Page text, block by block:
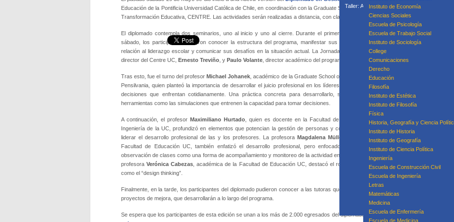
Instituto de Economía
Ciencias Sociales
Escuela de Psicología
Escuela de Trabajo Social
Instituto de Sociología
College
Comunicaciones
Derecho
Educación
Filosofía
Instituto de Estética
Instituto de Filosofía
Física
Historia, Geografía y Ciencia
Instituto de Historia
Instituto de Geografía
Instituto de Ciencia Política
Ingeniería
Escuela de Construcción Civil
Escuela de Ingeniería
Letras
Matemáticas
Medicina
Escuela de Enfermería
Escuela de Medicina
Taller: Acompañamiento Para la Mejora
Taller: Prácticas
Curso:
Equipos
Educación de la Pontificia Universidad Católica de Chile, en coordinación con la Graduate School of Education de la Universidad de
Transformación Educativa, CENTRE. Las actividades serán realizadas a distancia, con clases en vivo, por segundo año consecutivo.
El diplomado contempla dos seminarios, uno al inicio y uno al cierre. Durante el primer seminario, realizado el pasado
sábado, los participantes pudieron conocer la estructura del programa, manifestar sus expectativas y experiencias en
relación al liderazgo escolar y comunicar sus desafíos en la situación actual. La Jornada comenzó con la bienvenida del
director del Centre UC, Ernesto Treviño , y Paulo Volante , director académico del programa.
Tras esto, fue el turno del profesorMichael Johanek , académico de la Graduate School of Education de la Universidad de
Pensilvania, quien planteó la importancia de desarrollar el juicio profesional en los líderes escolares, dada la cantidad de
decisiones que enfrentan cotidianamente. Una práctica concreta para desarrollarlo, señaló, es mediante el uso de
herramientas como las simulaciones que entrenen la capacidad para tomar decisiones.
A continuación, el profesor Maximiliano Hurtado , quien es docente en la Facultad de Educación y de la Escuela de
Ingeniería de la UC, profundizó en elementos que potencian la gestión de personas y concretamente, la importancia de
liderar el desarrollo profesional de las y los profesores. La profesora Magdalena Müller
, directora de Pregrado de la
Facultad de Educación UC, también enfatizó el desarrollo profesional, pero enfocado en una práctica concreta: la
observación de clases como una forma de acompañamiento y monitoreo de la actividad en el aula. Al finalizar la mañana, la
profesoraVerónica Cabezas , académica de la Facultad de Educación UC, destacó el rol de la empatía al diseñar procesos de
como el “design thinking”.
Finalmente, en la tarde, los participantes del diplomado pudieron conocer a las tutoras que los acompañarán durante este proceso, y
proyectos de mejora, que desarrollarán a lo largo del programa.
Se espera que los participantes de esta edición se unan a los más de 2.000 egresados del diplomado en sus más de 10 versiones.
Para